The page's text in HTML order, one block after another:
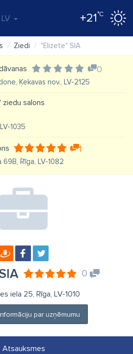
LV +21°C
Ziedi "Elizete" SIA
0
Ķekavas nov., LV-2125
ziedu salons
1035
1
Rīga, LV-1082
0
iela 25, Rīga, LV-1010
par uzņēmumu
Atsauksmes